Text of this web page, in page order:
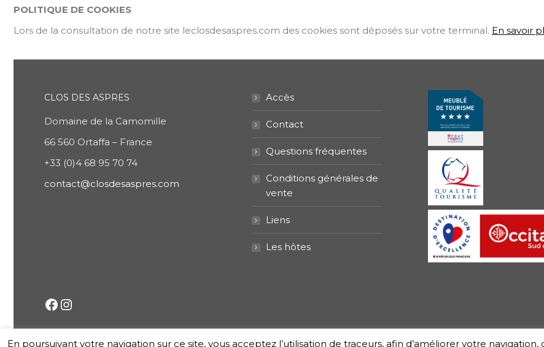
POLITIQUE DE COOKIES
Lors de la consultation de notre site leclosdesaspres.com des cookies sont déposés sur votre terminal. En savoir
CLOS DES ASPRES
Domaine de la Camomille
66 560 Ortaffa – France
+33 (0)4 68 95 70 74
contact@closdesaspres.com
Accès
Contact
Questions fréquentes
Conditions générales de
vente
Liens
Les hôtes
Facebook
En poursuivant votre navigation sur ce site, vous acceptez l’utilisation de traceurs, afin d’améliorer votre